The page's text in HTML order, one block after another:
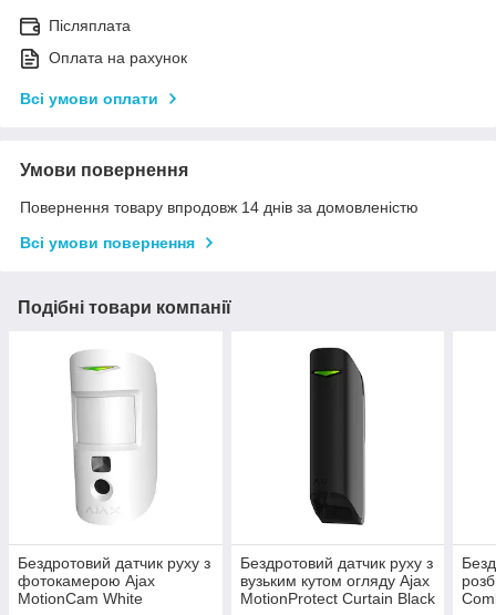
Післяплата
Оплата на рахунок
Всі умови оплати
Умови повернення
Повернення товару впродовж 14 днів за домовленістю
Всі умови повернення
Подібні товари компанії
Бездротовий датчик руху з
фотокамерою Ajax
MotionCam White
Бездротовий датчик руху з
вузьким кутом огляду Ajax
MotionProtect Curtain Black